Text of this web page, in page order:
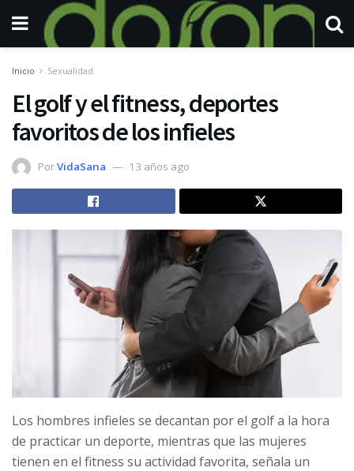
Inicio Sexualidad
El golf y el fitness, deportes
favoritos de los infieles
PorVidaSana 13 años ago
Los hombres infieles se decantan por el golf a la hora
de practicar un deporte, mientras que las mujeres
tienen en el fitness su actividad favorita, señala un